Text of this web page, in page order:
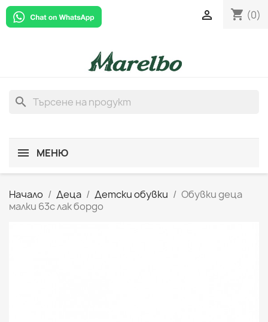
shopping_cart (0)

search
МЕНЮ
Начало Деца Детски обувки
Обувки деца
малки 63c лак бордо